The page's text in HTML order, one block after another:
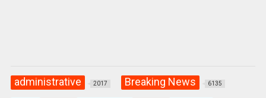
administrative 2017 Breaking News 6135